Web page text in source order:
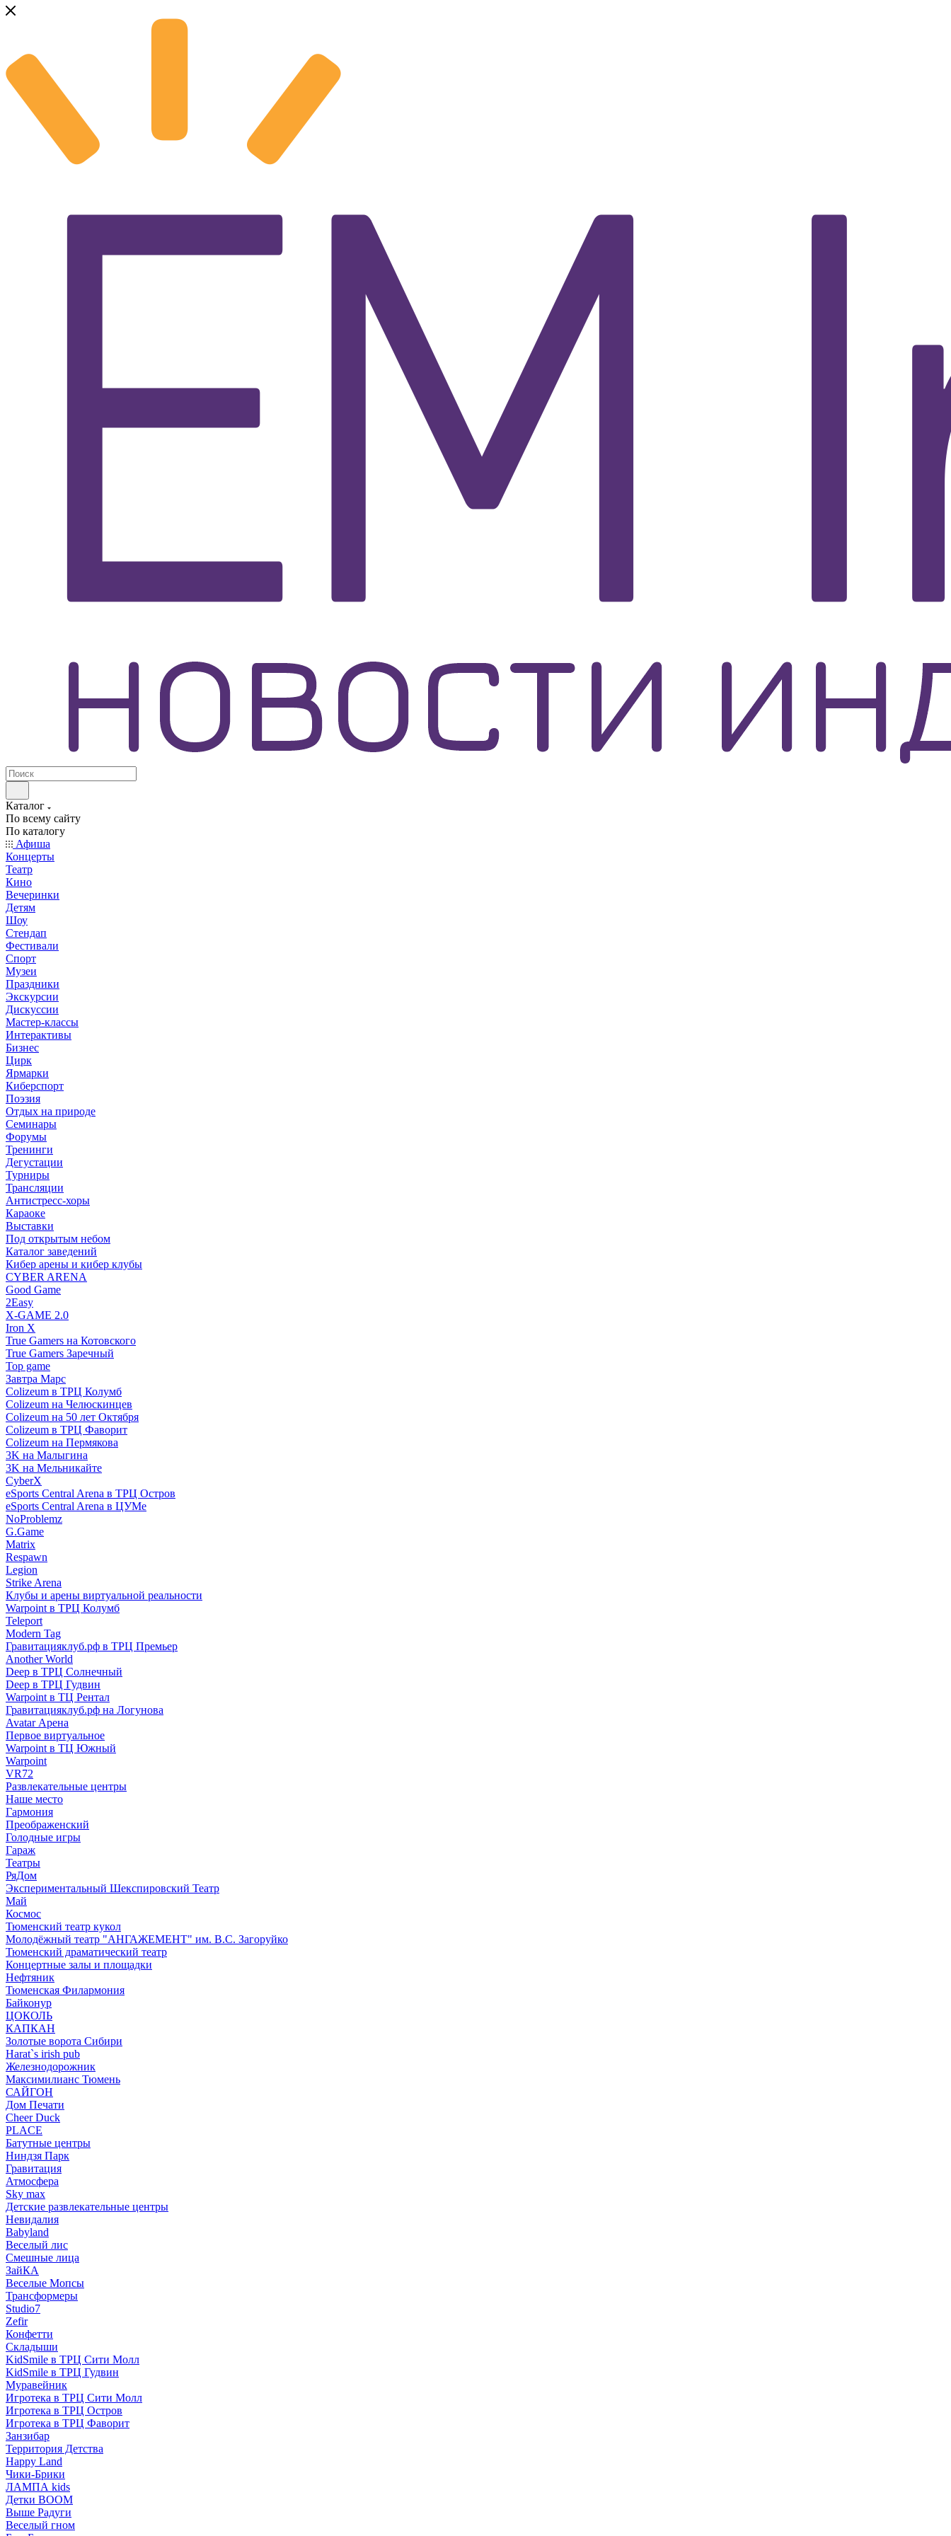
Каталог
По всему сайту
По каталогу
Афиша
Концерты
Театр
Кино
Вечеринки
Детям
Шоу
Стендап
Фестивали
Спорт
Музеи
Праздники
Экскурсии
Дискуссии
Мастер-классы
Интерактивы
Бизнес
Цирк
Ярмарки
Киберспорт
Поэзия
Отдых на природе
Семинары
Форумы
Тренинги
Дегустации
Турниры
Трансляции
Антистресс-хоры
Караоке
Выставки
Под открытым небом
Каталог заведений
Кибер арены и кибер клубы
CYBER ARENA
Good Game
2Easy
X-GAME 2.0
Iron X
True Gamers на Котовского
True Gamers Заречный
Top game
Завтра Марс
Colizeum в ТРЦ Колумб
Colizeum на Челюскинцев
Colizeum на 50 лет Октября
Colizeum в ТРЦ Фаворит
Colizeum на Пермякова
3K на Малыгина
3K на Мельникайте
CyberX
eSports Central Arena в ТРЦ Остров
eSports Central Arena в ЦУМе
NoProblemz
G.Game
Matrix
Respawn
Legion
Strike Arena
Клубы и арены виртуальной реальности
Warpoint в ТРЦ Колумб
Teleport
Modern Tag
Гравитацияклуб.рф в ТРЦ Премьер
Another World
Deep в ТРЦ Солнечный
Deep в ТРЦ Гудвин
Warpoint в ТЦ Рентал
Гравитацияклуб.рф на Логунова
Avatar Арена
Первое виртуальное
Warpoint в ТЦ Южный
Warpoint
VR72
Развлекательные центры
Наше место
Гармония
Преображенский
Голодные игры
Гараж
Театры
РяДом
Экспериментальный Шекспировский Театр
Май
Космос
Тюменский театр кукол
Молодёжный театр "АНГАЖЕМЕНТ" им. В.С. Загоруйко
Тюменский драматический театр
Концертные залы и площадки
Нефтяник
Тюменская Филармония
Байконур
ЦОКОЛЬ
КАПКАН
Золотые ворота Сибири
Harat`s irish pub
Железнодорожник
Максимилианс Тюмень
САЙГОН
Дом Печати
Cheer Duck
PLACE
Батутные центры
Ниндзя Парк
Гравитация
Атмосфера
Sky max
Детские развлекательные центры
Невидалия
Babyland
Веселый лис
Смешные лица
ЗайКА
Веселые Мопсы
Трансформеры
Studio7
Zefir
Конфетти
Складыши
KidSmile в ТРЦ Сити Молл
KidSmile в ТРЦ Гудвин
Муравейник
Игротека в ТРЦ Сити Молл
Игротека в ТРЦ Остров
Игротека в ТРЦ Фаворит
Занзибар
Территория Детства
Happy Land
Чики-Брики
ЛАМПА kids
Детки BOOM
Выше Радуги
Веселый гном